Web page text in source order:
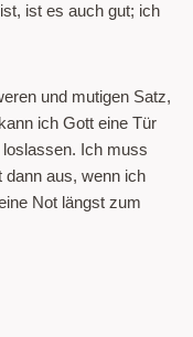
ist es auch gut; ich
und mutigen Satz,
ich Gott eine Tür
Ich muss
aus, wenn ich
Not längst zum